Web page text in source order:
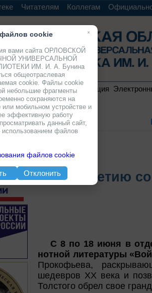
Читателям Коллегам
Электронная коллекция
К 80-летию
С 8 по 18 июня в
нотной литературы
Прокофьева,
шедевров XX века и
Толстого обрел свое
×
cookie
вами сайта ОРЛОВСКОЙ
УНИВЕРСАЛЬНОЙ
ИМ. И. А. Бунина
общеотраслевая
cookie. Файлы cookie
небольшие фрагменты
сохраняются на
мобильном устройстве и
эффективную работу
данный сайт,
использованием файлов
файлов cookie
Отклонить